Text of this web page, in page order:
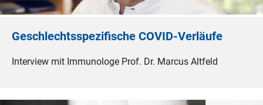
Geschlechtsspezifische COVID-Verläufe
Interview mit Immunologe Prof. Dr. Marcus Altfeld